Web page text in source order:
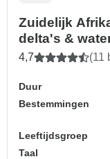
Zuidelijk
delta's &
4,7 (11
Duur
Bestemmingen
Leeftijdsgroep
Taal